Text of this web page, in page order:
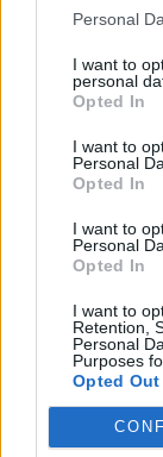
Personal
I want to
personal
Opted In
I want to
Personal
Opted In
I want to
Personal
Opted In
I want to
Retention,
Personal
Purposes
Opted Out